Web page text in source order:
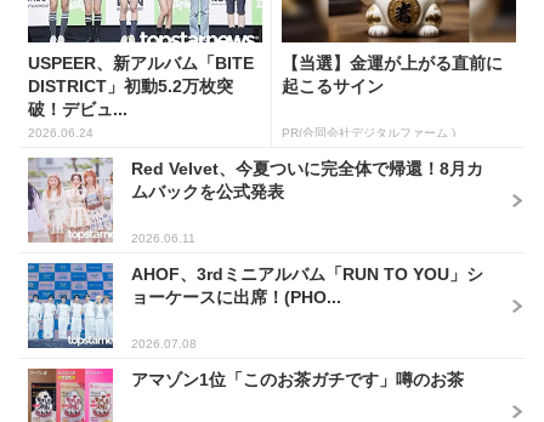
USPEER、新アルバム「BITE
DISTRICT」初動5.2万枚突
破！デビュ...
2026.06.24
【当選】金運が上がる直前に
起こるサイン
PR(合同会社デジタルファーム )
Red Velvet、今夏ついに完全体で帰還！8月カ
ムバックを公式発表
2026.06.11
AHOF、3rdミニアルバム「RUN TO YOU」シ
ョーケースに出席！(PHO...
2026.07.08
アマゾン1位「このお茶ガチです」噂のお茶